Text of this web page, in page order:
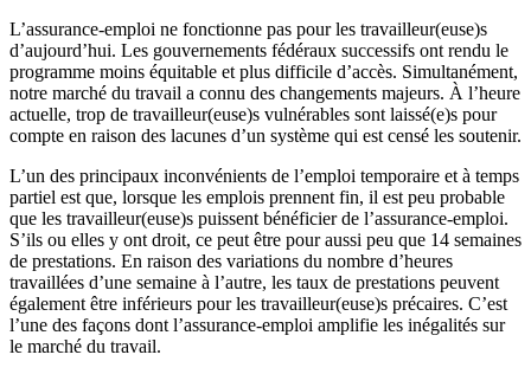
L’assurance-emploi ne fonctionne pas pour les travailleur(euse)s
d’aujourd’hui. Les gouvernements fédéraux successifs ont rendu le
programme moins équitable et plus difficile d’accès. Simultanément,
notre marché du travail a connu des changements majeurs. À l’heure
actuelle, trop de travailleur(euse)s vulnérables sont laissé(e)s pour
compte en raison des lacunes d’un système qui est censé les soutenir.
L’un des principaux inconvénients de l’emploi temporaire et à temps
partiel est que, lorsque les emplois prennent fin, il est peu probable
que les travailleur(euse)s puissent bénéficier de l’assurance-emploi.
S’ils ou elles y ont droit, ce peut être pour aussi peu que 14 semaines
de prestations. En raison des variations du nombre d’heures
travaillées d’une semaine à l’autre, les taux de prestations peuvent
également être inférieurs pour les travailleur(euse)s précaires. C’est
l’une des façons dont l’assurance-emploi amplifie les inégalités sur
le marché du travail.